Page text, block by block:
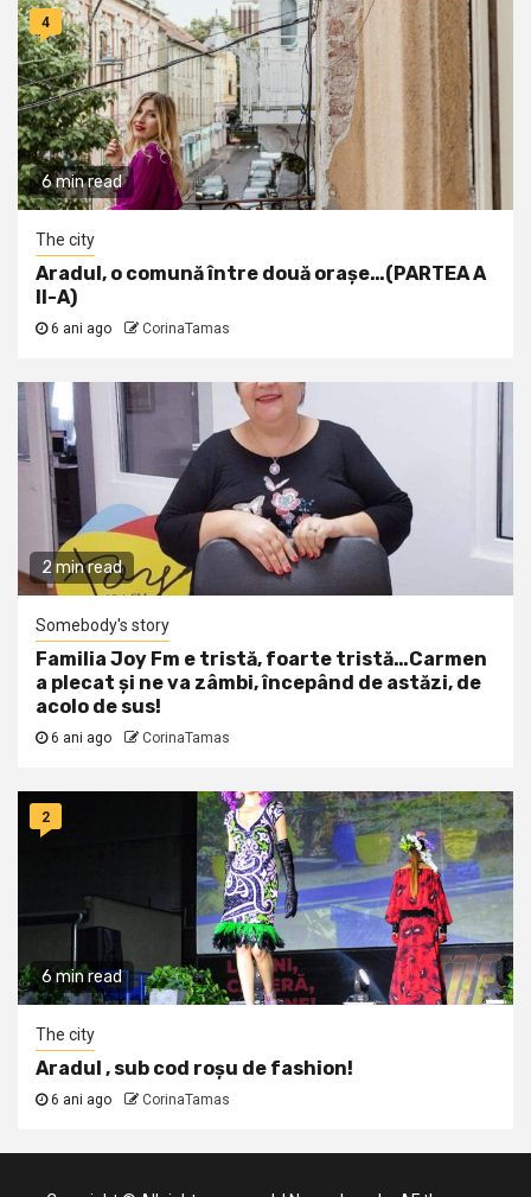
6 min read
4
The city
Aradul, o comună între două orașe…(PARTEA A
II-A)
6 ani ago CorinaTamas
2 min read
Somebody's story
Familia Joy Fm e tristă, foarte tristă…Carmen
a plecat și ne va zâmbi, începând de astăzi, de
acolo de sus!
6 ani ago CorinaTamas
6 min read
2
The city
Aradul , sub cod roșu de fashion!
6 ani ago CorinaTamas